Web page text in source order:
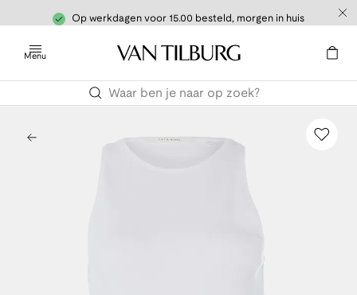
Op werkdagen voor 15.00 besteld, morgen in huis
Menu